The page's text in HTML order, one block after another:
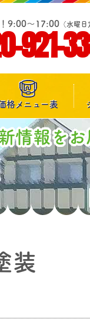
9:00～17:00 （水曜日
921-
格メニュー表
情報をお
装